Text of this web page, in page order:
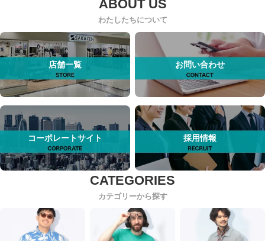
わたしたちについて
店舗一覧 お問い合わせ
コーポレートサイト 採用情報
カテゴリーから探す